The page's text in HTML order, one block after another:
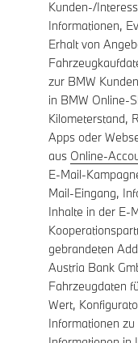
Kunden-/
Informationen,
Erhalt von
zur BMW
in BMW Online-
Kilometerstand,
Apps oder
aus Online-
E-Mail-
Mail-Eingang,
Inhalte in der E-
gebrandeten
Austria Bank
Fahrzeugdaten
Wert,
Informationen